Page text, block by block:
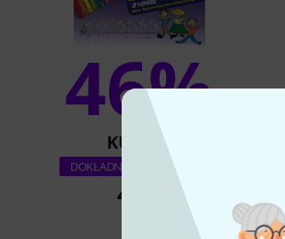
46%
KUPIŁO
DOKŁADNIE TEN PRODUKT
42 zł